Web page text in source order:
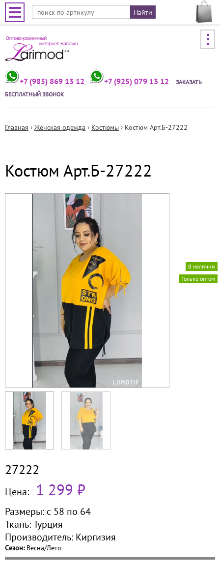
Jump to navigation
+7 (985) 869 13 12 +7 (925) 079 13 12
ЗАКАЗАТЬ
БЕСПЛАТНЫЙ ЗВОНОК
здесь
Главная › Женская одежда › Костюмы › Костюм Арт.Б-27222
Костюм Арт.Б-27222
Только оптом
В наличии
27222
Цена: 1 299 ₽
Размеры: с 58 по 64
Ткань:Турция
Производитель: Киргизия
Сезон: Весна/Лето